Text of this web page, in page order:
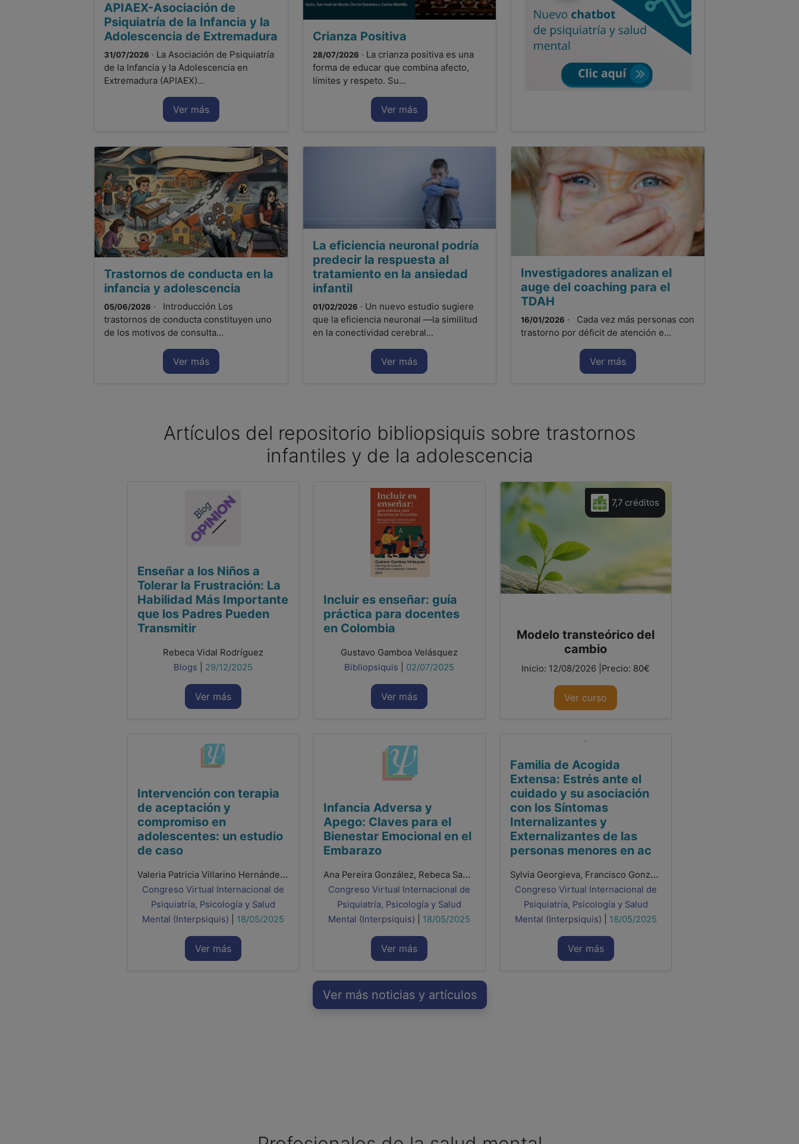
APIAEX-Asociación de
Psiquiatría de la Infancia y la
Adolescencia de Extremadura
31/07/2026 · La Asociación de Psiquiatría
de la Infancia y la Adolescencia en
Extremadura (APIAEX)...
Ver más
Crianza Positiva
28/07/2026 · La crianza positiva es una
forma de educar que combina afecto,
límites y respeto. Su...
Ver más
Trastornos de conducta en la
infancia y adolescencia
05/06/2026 · Introducción Los
trastornos de conducta constituyen uno
de los motivos de consulta...
Ver más
La eficiencia neuronal podría
predecir la respuesta al
tratamiento en la ansiedad
infantil
01/02/2026 · Un nuevo estudio sugiere
que la eficiencia neuronal —la similitud
en la conectividad cerebral...
Ver más
Investigadores analizan el
auge del coaching para el
TDAH
16/01/2026 · Cada vez más personas con
trastorno por déficit de atención e...
Ver más
Artículos del repositorio bibliopsiquis sobre trastornos
infantiles y de la adolescencia
Enseñar a los Niños a
Tolerar la Frustración: La
Habilidad Más Importante
que los Padres Pueden
Transmitir
Rebeca Vidal Rodríguez
Blogs
29/12/2025
Ver más
Incluir es enseñar: guía
práctica para docentes
en Colombia
Gustavo Gamboa Velásquez
Bibliopsiquis
02/07/2025
Ver más
7,7 créditos
Modelo transteórico del
cambio
Inicio: 12/08/2026 |Precio: 80€
Ver curso
Intervención con terapia
de aceptación y
compromiso en
adolescentes: un estudio
de caso
Valeria Patricia Villarino Hernández, Romina Peraza Perera, Ivan Zebenzui Moreno González, Raquel De León Hernández, Beatriz Regina Prieto Gallo
Congreso Virtual Internacional de
Psiquiatría, Psicología y Salud
Mental (Interpsiquis)
18/05/2025
Ver más
Infancia Adversa y
Apego: Claves para el
Bienestar Emocional en el
Embarazo
Ana Pereira González, Rebeca Santamaría Gutiez, Francisco González Sala, Laura Lacomba Trejo
Congreso Virtual Internacional de
Psiquiatría, Psicología y Salud
Mental (Interpsiquis)
18/05/2025
Ver más
Familia de Acogida
Extensa: Estrés ante el
cuidado y su asociación
con los Síntomas
Internalizantes y
Externalizantes de las
personas menores en ac
Sylvia Georgieva, Francisco González Sala, Laura Lacomba-Trejo
Congreso Virtual Internacional de
Psiquiatría, Psicología y Salud
Mental (Interpsiquis)
18/05/2025
Ver más
Ver más noticias y artículos